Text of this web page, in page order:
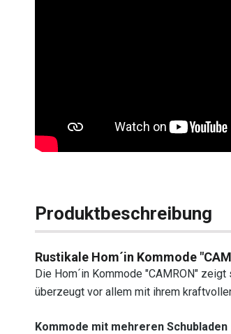
Produktbeschreibung
Rustikale Hom´in Kommode
Die Hom´in Kommode "CAMRON"
überzeugt vor allem mit ihrem
Kommode mit mehreren Schubladen